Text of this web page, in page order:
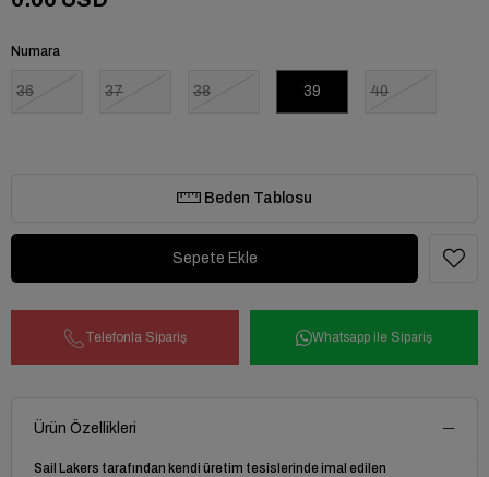
Numara
36 37 38 39 40
Beden Tablosu
Telefonla Sipariş Whatsapp ile Sipariş
Ürün Özellikleri
Sail Lakers tarafından kendi üretim tesislerinde imal edilen